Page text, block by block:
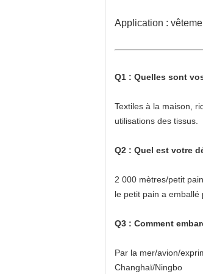
Application :
Q1 : Quelles sont
Textiles à la maison,
utilisations des tissus.
Q2 : Quel est votre
2 000 mètres/petit
le petit pain a
Q3 : Comment
Par la mer/avion/
Changhaï/Ningbo